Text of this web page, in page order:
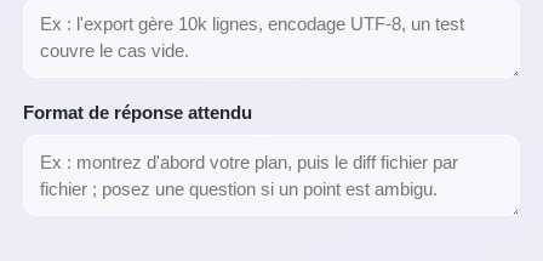
Format de réponse attendu